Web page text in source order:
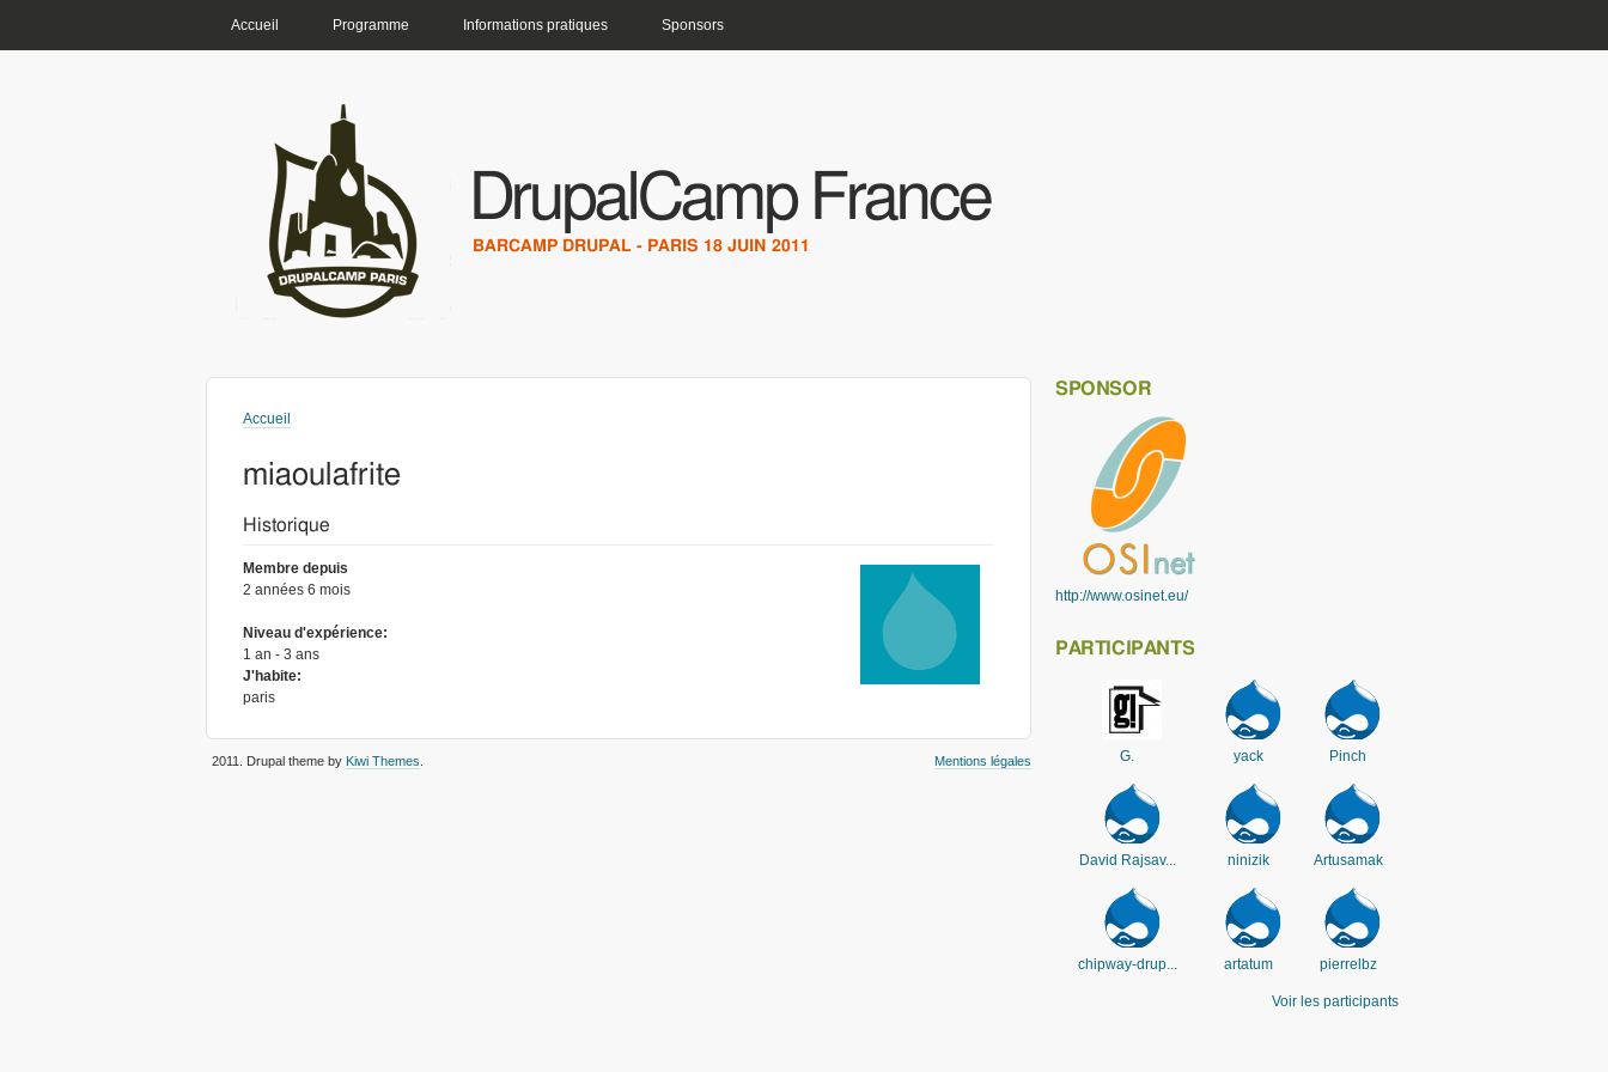
Accueil Programme Informations pratiques Sponsors
DrupalCamp France
BARCAMP DRUPAL - PARIS 18 JUIN 2011
Vous êtes ici
Accueil
miaoulafrite
Historique
Membre depuis
2 années 6 mois
Niveau d'expérience:
1 an - 3 ans
J'habite:
paris
2011 . Drupal theme by Kiwi Themes Mentions légales
SPONSOR
http://www.osinet.eu/
PARTICIPANTS
G. yack Pinch
David Rajsav... ninizik Artusamak
chipway-drup... artatum pierrelbz
Voir les participants